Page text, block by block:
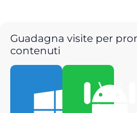
Guadagna visite per
contenuti
Scarica per